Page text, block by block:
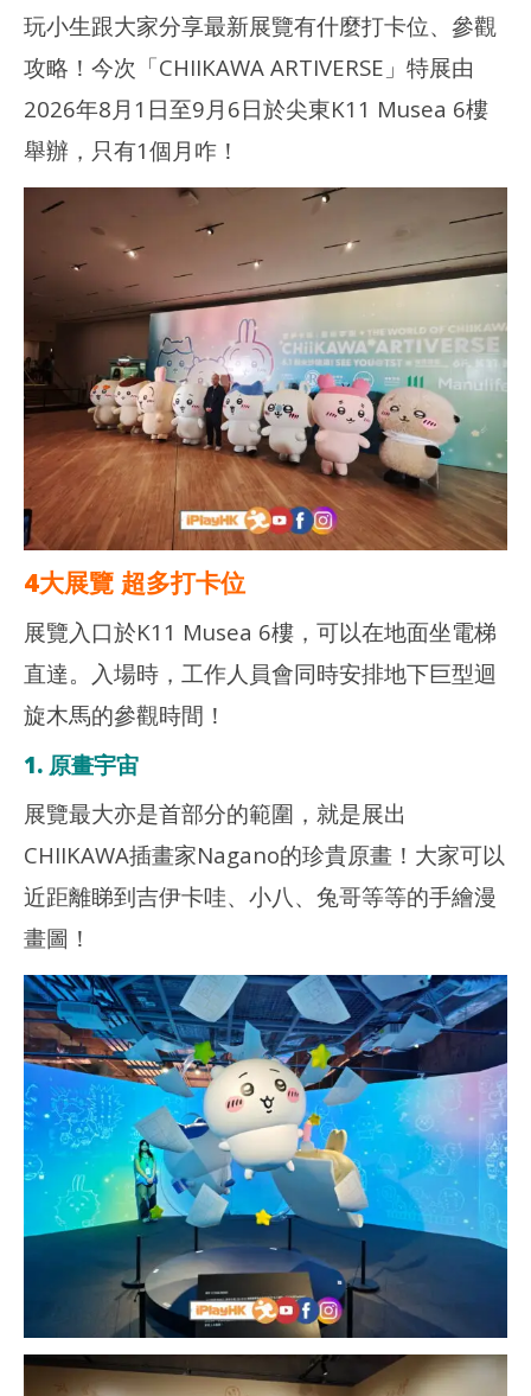
NOW VIEWING
多圖分享｜CHIIKAWA ARTIVERSE 特展2026 – 打卡位！旋轉木
馬！
2026
年 8
月 2
日
香
港
愛
月 2
日
港
玩
生
玩小生跟大家分享最新展覽有什麼打卡位、參觀
攻略！今次「CHIIKAWA ARTIVERSE」特展由
2026年8月1日至9月6日於尖東K11 Musea 6樓
舉辦，只有1個月咋！
4大展覽 超多打卡位
展覽入口於K11 Musea 6樓，可以在地面坐電梯
直達。入場時，工作人員會同時安排地下巨型迴
旋木馬的參觀時間！
1. 原畫宇宙
展覽最大亦是首部分的範圍，就是展出
CHIIKAWA插畫家Nagano的珍貴原畫！大家可以
近距離睇到吉伊卡哇、小八、兔哥等等的手繪漫
畫圖！